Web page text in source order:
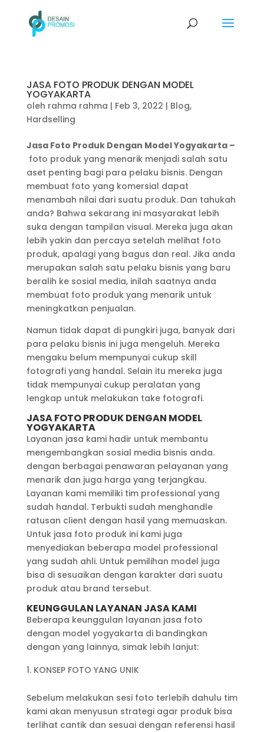
JASA FOTO PRODUK DENGAN MODEL
YOGYAKARTA
oleh rahma rahma | Feb 3, 2022 | Blog,
Hardselling
Jasa Foto Produk Dengan Model Yogyakarta –
foto produk yang menarik menjadi salah satu
aset penting bagi para pelaku bisnis. Dengan
membuat foto yang komersial dapat
menambah nilai dari suatu produk. Dan tahukah
anda? Bahwa sekarang ini masyarakat lebih
suka dengan tampilan visual. Mereka juga akan
lebih yakin dan percaya setelah melihat foto
produk, apalagi yang bagus dan real. Jika anda
merupakan salah satu pelaku bisnis yang baru
beralih ke sosial media, inilah saatnya anda
membuat foto produk yang menarik untuk
meningkatkan penjualan.
Namun tidak dapat di pungkiri juga, banyak dari
para pelaku bisnis ini juga mengeluh. Mereka
mengaku belum mempunyai cukup skill
fotografi yang handal. Selain itu mereka juga
tidak mempunyai cukup peralatan yang
lengkap untuk melakukan take fotografi.
JASA FOTO PRODUK DENGAN MODEL
YOGYAKARTA
Layanan jasa kami hadir untuk membantu
mengembangkan sosial media bisnis anda.
dengan berbagai penawaran pelayanan yang
menarik dan juga harga yang terjangkau.
Layanan kami memiliki tim professional yang
sudah handal. Terbukti sudah menghandle
ratusan client dengan hasil yang memuaskan.
Untuk jasa foto produk ini kami juga
menyediakan beberapa model professional
yang sudah ahli. Untuk pemilihan model juga
bisa di sesuaikan dengan karakter dari suatu
produk atau brand tersebut.
KEUNGGULAN LAYANAN JASA KAMI
Beberapa keunggulan layanan jasa foto
dengan model yogyakarta di bandingkan
dengan yang lainnya, simak lebih lanjut:
KONSEP FOTO YANG UNIK
Sebelum melakukan sesi foto terlebih dahulu tim
kami akan menyusun strategi agar produk bisa
terlihat cantik dan sesuai dengan referensi hasil